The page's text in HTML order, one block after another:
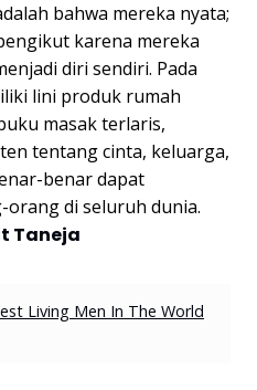
bahwa mereka nyata;
karena mereka
diri sendiri. Pada
lini produk rumah
masak terlaris,
tentang cinta, keluarga,
benar dapat
di seluruh dunia.
Taneja
Living Men In The World